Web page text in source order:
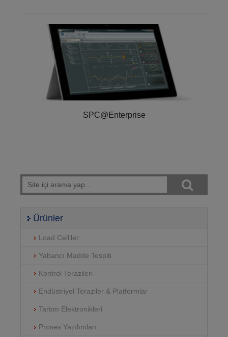
SPC@Enterprise
Ürünler
Load Cell’ler
Yabancı Madde Tespiti
Kontrol Terazileri
Endüstriyel Teraziler & Platformlar
Tartım Elektronikleri
Proses Yazılımları